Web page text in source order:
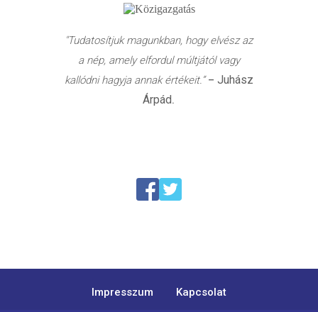
"Tudatosítjuk magunkban, hogy elvész az
a nép, amely elfordul múltjától vagy
kallódni hagyja annak értékeit.”– Juhász
Árpád.
Impresszum Kapcsolat